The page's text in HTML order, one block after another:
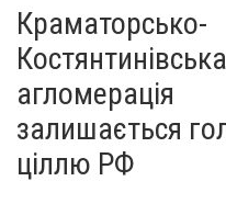
Краматорсько-
Костянтинівська
агломерація
залишається
ціллю РФ